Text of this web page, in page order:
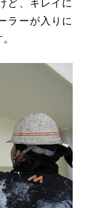
ど、キレイに
ラーが入りに